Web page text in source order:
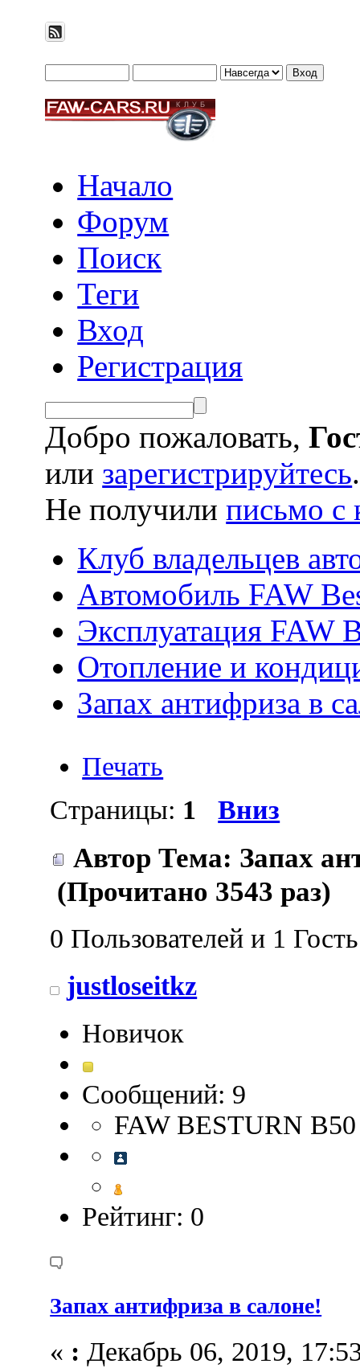
Начало
Форум
Поиск
Теги
Вход
Регистрация
Добро пожаловать,
или зарегистрируйтесь.
Не получилиписьмо с
Клуб владельцев
Автомобиль FAW
Эксплуатация FAW
Отопление и
Запах антифриза в
Печать
Страницы: 1 Вниз
Автор Тема: Запах
(Прочитано 3543 раз)
0 Пользователей и 1
justloseitkz
Новичок
Сообщений: 9
FAW BESTURN B50
Рейтинг: 0
Запах антифриза в салоне!
« : Декабрь 06, 2019,